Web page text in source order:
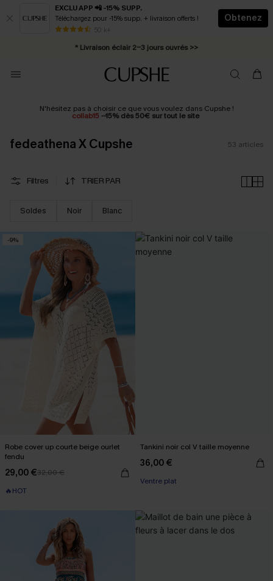
EXCLU APP 📲 -15% SUPP.
Téléchargez pour -15% supp. + livraison offerts !
50 k+
Obtenez
* Livraison éclair 2-3 jours ouvrés >>
Abonnement E-mail : -25% dès 4 achetés >>
N'hésitez pas à choisir ce que vous voulez dans Cupshe !
collab15 --15% dès 50€ sur tout le site
fedeathena X Cupshe 53 articles
Filtres TRIER PAR
Soldes Noir Blanc
-9%
Robe cover up courte beige ourlet
fendu
29,00 €32,00 €
🔥HOT
Tankini noir col V taille moyenne
36,00 €
Ventre plat